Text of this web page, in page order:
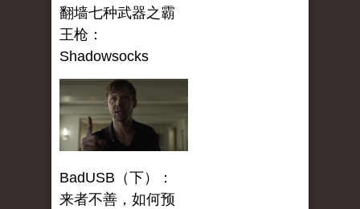
翻墙七种武器之霸
王枪：
Shadowsocks
BadUSB（下）：
来者不善，如何预